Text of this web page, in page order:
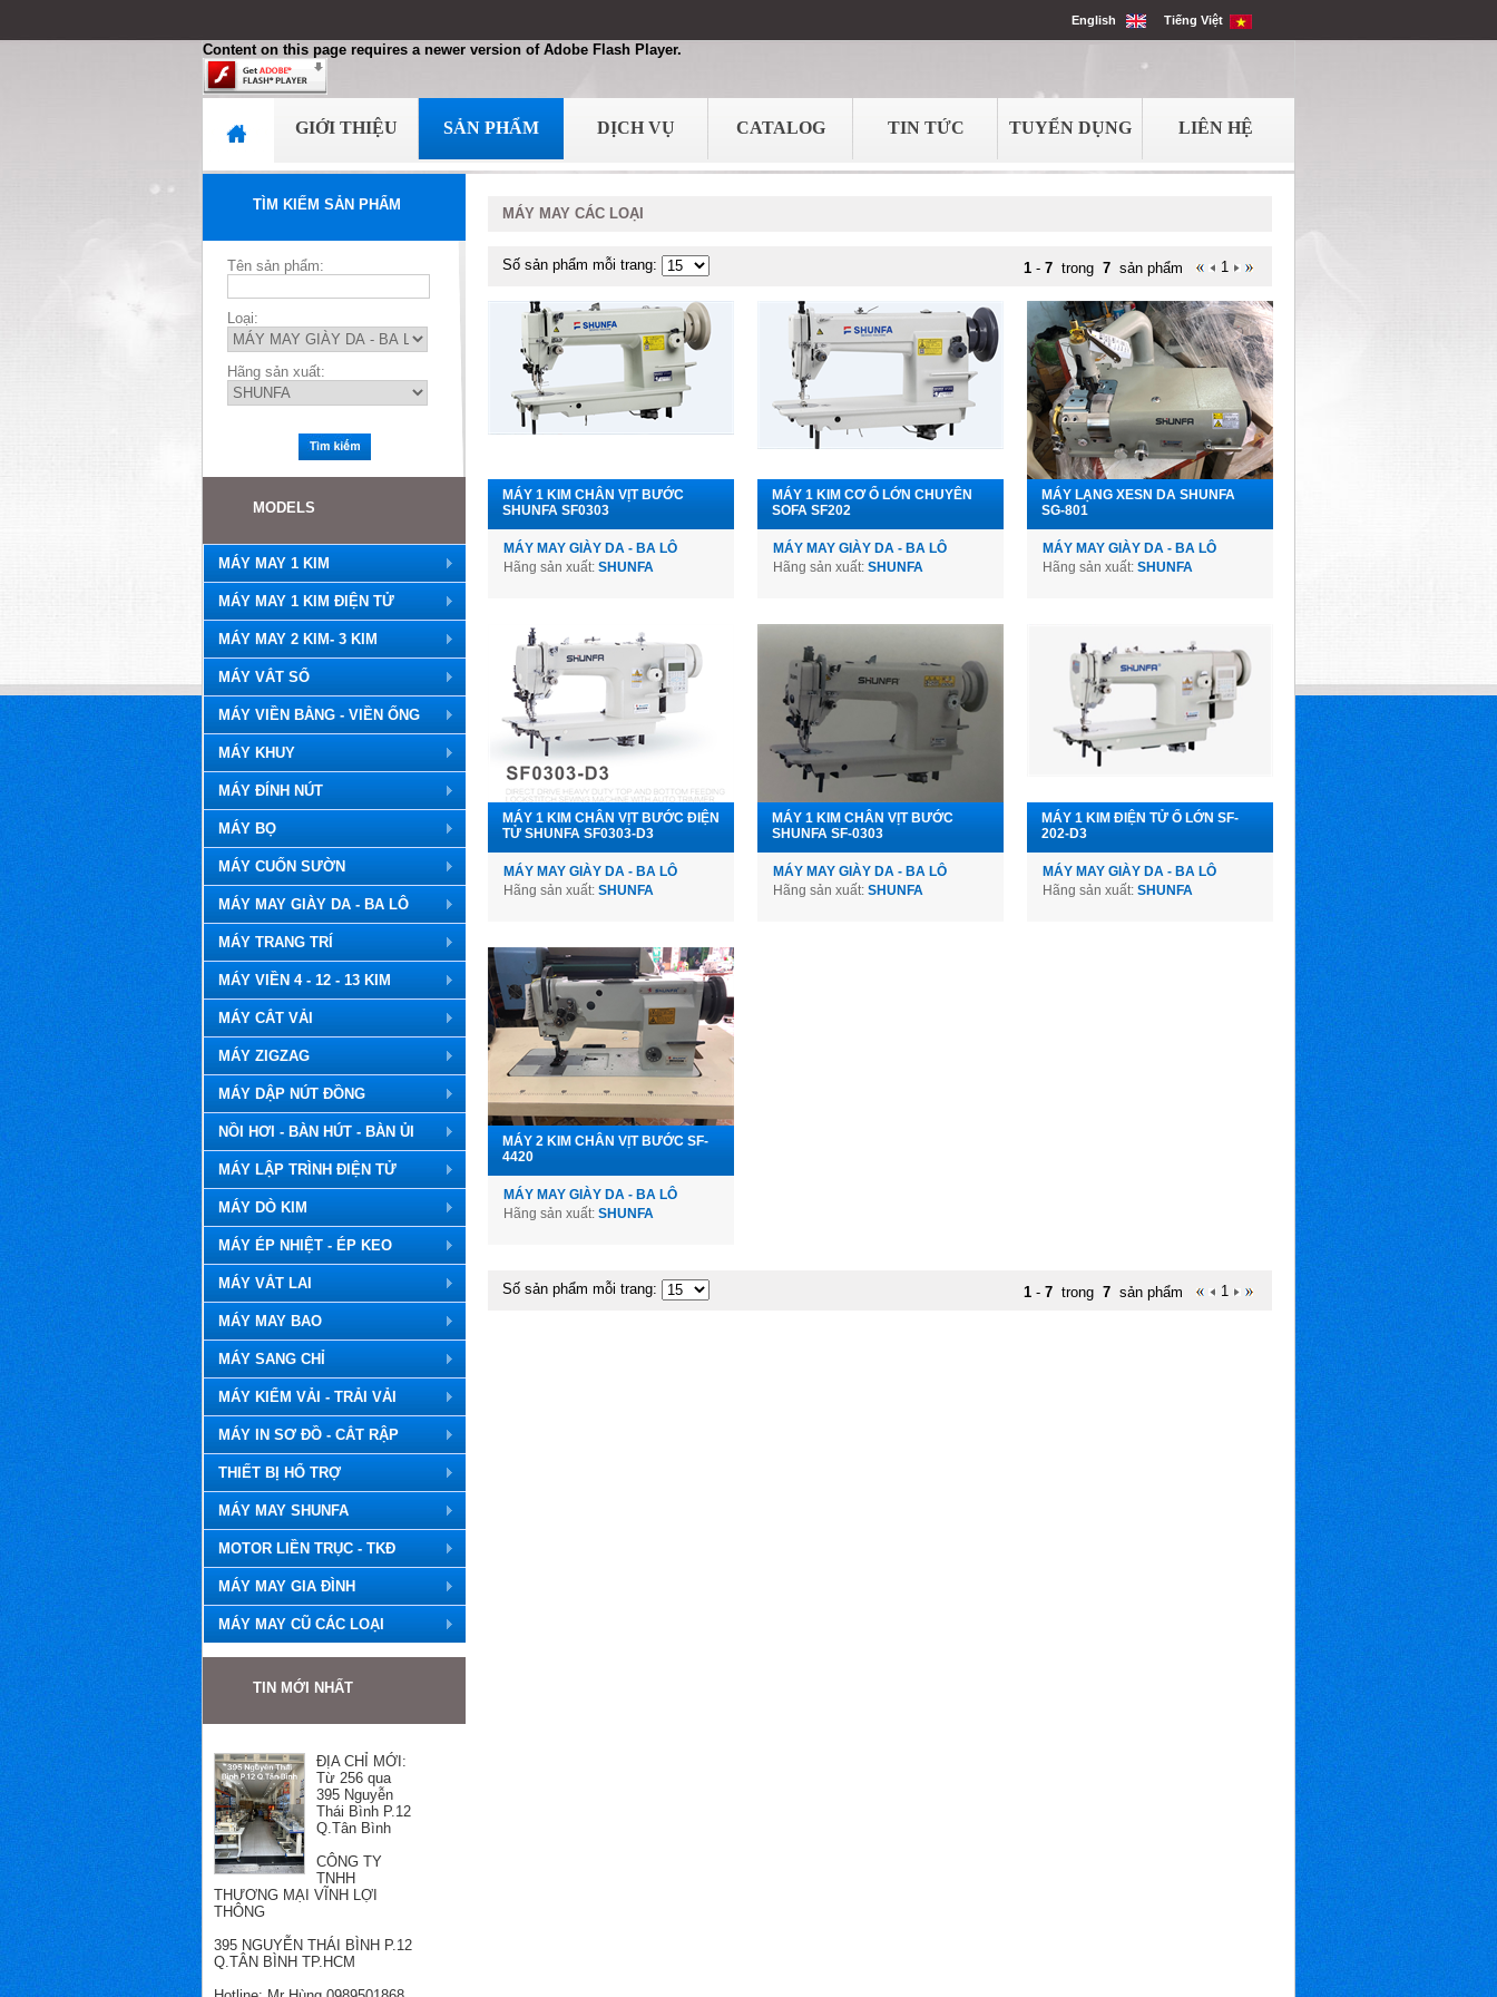
English Tiếng Việt
Content on this page requires a newer version of Adobe Flash Player.
GIỚI THIỆU SẢN PHẨM DỊCH VỤ CATALOG TIN TỨC TUYỂN DỤNG LIÊN HỆ
TÌM KIẾM SẢN PHẨM
Tên sản phẩm:
Loại:
Hãng sản xuất:
MODELS
MÁY MAY 1 KIM
MÁY MAY 1 KIM ĐIỆN TỬ
MÁY MAY 2 KIM- 3 KIM
MÁY VẮT SỔ
MÁY VIỀN BẰNG - VIỀN ỐNG
MÁY KHUY
MÁY ĐÍNH NÚT
MÁY BỌ
MÁY CUỐN SƯỜN
MÁY MAY GIÀY DA - BA LÔ
MÁY TRANG TRÍ
MÁY VIỀN 4 - 12 - 13 KIM
MÁY CẮT VẢI
MÁY ZIGZAG
MÁY DẬP NÚT ĐỒNG
NỒI HƠI - BÀN HÚT - BÀN ỦI
MÁY LẬP TRÌNH ĐIỆN TỬ
MÁY DÒ KIM
MÁY ÉP NHIỆT - ÉP KEO
MÁY VẮT LAI
MÁY MAY BAO
MÁY SANG CHỈ
MÁY KIỂM VẢI - TRẢI VẢI
MÁY IN SƠ ĐỒ - CẮT RẬP
THIẾT BỊ HỔ TRỢ
MÁY MAY SHUNFA
MOTOR LIỀN TRỤC - TKĐ
MÁY MAY GIA ĐÌNH
MÁY MAY CŨ CÁC LOẠI
TIN MỚI NHẤT
Từ 256 qua
395 Nguyễn
Thái Bình P.12
Q.Tân Bình
CÔNG TY
TNHH
THƯƠNG MẠI VĨNH LỢI
395 NGUYỄN THÁI BÌNH P.12
Q.TÂN BÌNH TP.HCM
Hotline: Mr Hùng 0989501868
MÁY MAY CÁC LOẠI
Số sản phẩm mỗi trang: 1 - 7 trong 7 sản phẩm 1
MÁY 1 KIM CHÂN VỊT BƯỚC
SHUNFA SF0303
MÁY MAY GIÀY DA - BA LÔ
Hãng sản xuất: SHUNFA
MÁY 1 KIM CƠ Ổ LỚN CHUYÊN
SOFA SF202
MÁY MAY GIÀY DA - BA LÔ
Hãng sản xuất: SHUNFA
MÁY LẠNG XESN DA SHUNFA
SG-801
MÁY MAY GIÀY DA - BA LÔ
Hãng sản xuất: SHUNFA
MÁY 1 KIM CHÂN VỊT BƯỚC ĐIỆN
TỬ SHUNFA SF0303-D3
MÁY MAY GIÀY DA - BA LÔ
Hãng sản xuất: SHUNFA
MÁY 1 KIM CHÂN VỊT BƯỚC
SHUNFA SF-0303
MÁY MAY GIÀY DA - BA LÔ
Hãng sản xuất: SHUNFA
MÁY 1 KIM ĐIỆN TỬ Ổ LỚN SF-
202-D3
MÁY MAY GIÀY DA - BA LÔ
Hãng sản xuất: SHUNFA
MÁY 2 KIM CHÂN VỊT BƯỚC SF-
4420
MÁY MAY GIÀY DA - BA LÔ
Hãng sản xuất: SHUNFA
Số sản phẩm mỗi trang: 1 - 7 trong 7 sản phẩm 1